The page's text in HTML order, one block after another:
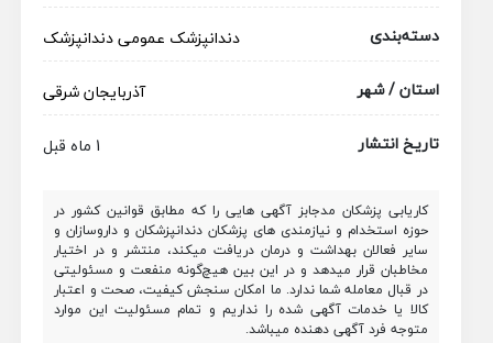
دسته‌بندی
دندانپزشک عمومیدندانپزشک
استان / شهر
آذربایجان شرقی
تاریخ انتشار
1 ماه قبل
کاریابی پزشکان مدجابز آگهی هایی را که مطابق قوانین کشور در
حوزه استخدام و نیازمندی های پزشکان دندانپزشکان و داروسازان و
سایر فعالان بهداشت و درمان دریافت میکند، منتشر و در اختیار
مخاطبان قرار میدهد و در این بین هیچ‌گونه منفعت و مسئولیتی
در قبال معامله شما ندارد. ما امکان سنجش کیفیت، صحت و اعتبار
کالا یا خدمات آگهی شده را نداریم و تمام مسئولیت این موارد
متوجه فرد آگهی دهنده میباشد.